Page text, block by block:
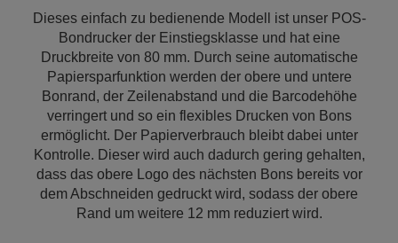
Dieses einfach zu bedienende Modell ist unser POS-
Bondrucker der Einstiegsklasse und hat eine
Druckbreite von 80 mm. Durch seine automatische
Papiersparfunktion werden der obere und untere
Bonrand, der Zeilenabstand und die Barcodehöhe
verringert und so ein flexibles Drucken von Bons
ermöglicht. Der Papierverbrauch bleibt dabei unter
Kontrolle. Dieser wird auch dadurch gering gehalten,
dass das obere Logo des nächsten Bons bereits vor
dem Abschneiden gedruckt wird, sodass der obere
Rand um weitere 12 mm reduziert wird.